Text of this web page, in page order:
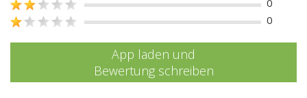
0
App laden und
Bewertung schreiben